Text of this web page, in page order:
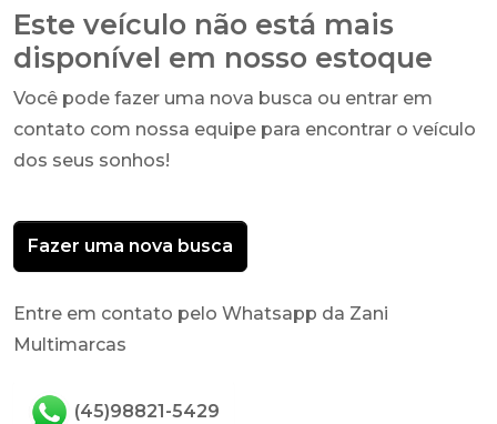
Este veículo não está mais
disponível em nosso estoque
Você pode fazer uma nova busca ou entrar em
contato com nossa equipe para encontrar o veículo
dos seus sonhos!
Fazer uma nova busca
Entre em contato pelo Whatsapp da Zani
Multimarcas
(45)98821-5429